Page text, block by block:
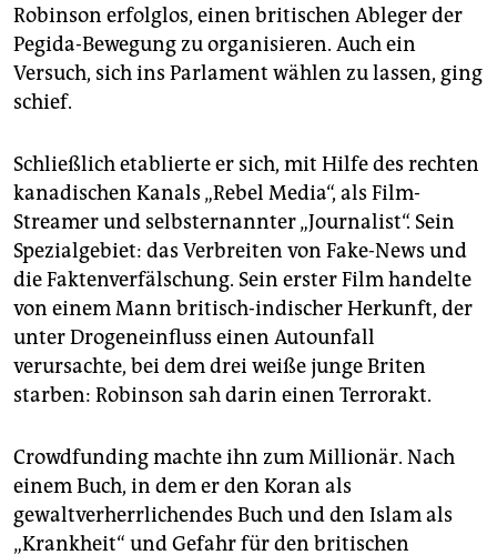
Robinson erfolglos, einen britischen Ableger der
Pegida-Bewegung zu organisieren. Auch ein
Versuch, sich ins Parlament wählen zu lassen, ging
schief.
Schließlich etablierte er sich, mit Hilfe des rechten
kanadischen Kanals „Rebel Media“, als Film-
Streamer und selbsternannter „Journalist“. Sein
Spezialgebiet: das Verbreiten von Fake-News und
die Faktenverfälschung. Sein erster Film handelte
von einem Mann britisch-indischer Herkunft, der
unter Drogeneinfluss einen Autounfall
verursachte, bei dem drei weiße junge Briten
starben: Robinson sah darin einen Terrorakt.
Crowdfunding machte ihn zum Millionär. Nach
einem Buch, in dem er den Koran als
gewaltverherrlichendes Buch und den Islam als
„Krankheit“ und Gefahr für den britischen